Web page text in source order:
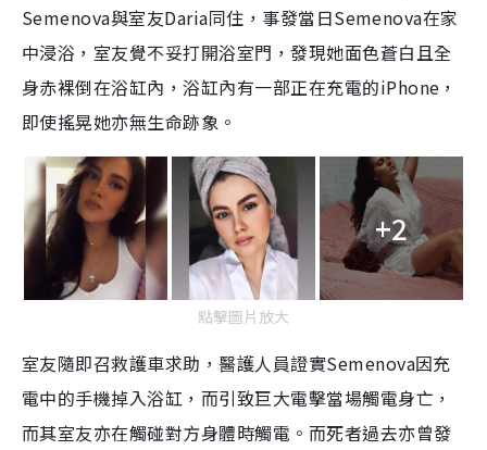
Semenova與室友Daria同住，事發當日Semenova在家
中浸浴，室友覺不妥打開浴室門，發現她面色蒼白且全
身赤裸倒在浴缸內，浴缸內有一部正在充電的iPhone，
即使搖晃她亦無生命跡象。
+2
點擊圖片放大
室友隨即召救護車求助，醫護人員證實Semenova因充
電中的手機掉入浴缸，而引致巨大電擊當場觸電身亡，
而其室友亦在觸碰對方身體時觸電。而死者過去亦曾發